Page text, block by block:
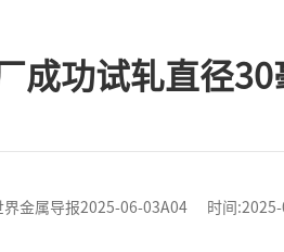
成功试轧直径30
界金属导报2025-06-03A04 时间:2025-